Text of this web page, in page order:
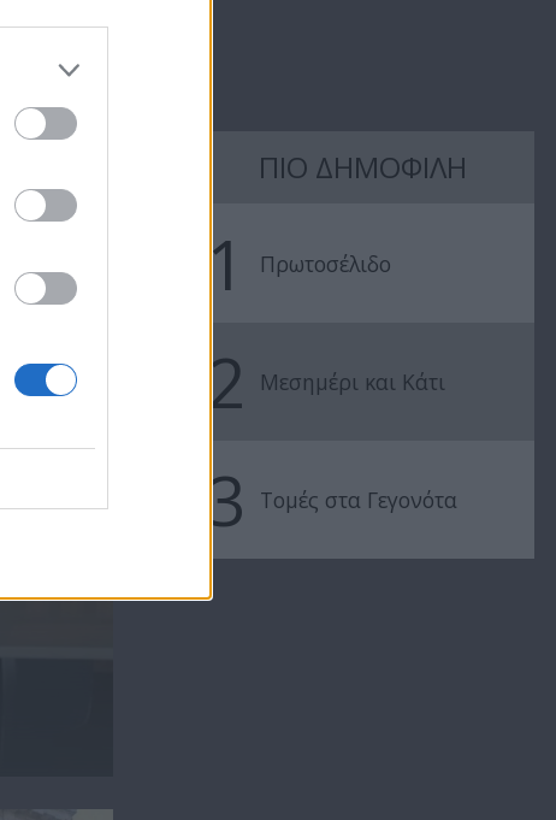
ΠΙΟ ΔΗΜΟΦΙΛΗ
1 Πρωτοσέλιδο
2 Μεσημέρι και Κάτι
3 Τομές στα Γεγονότα